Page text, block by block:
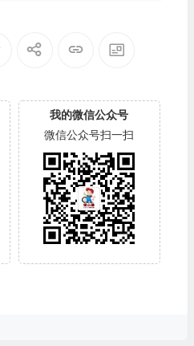
我的微信公众号
微信公众号扫一扫